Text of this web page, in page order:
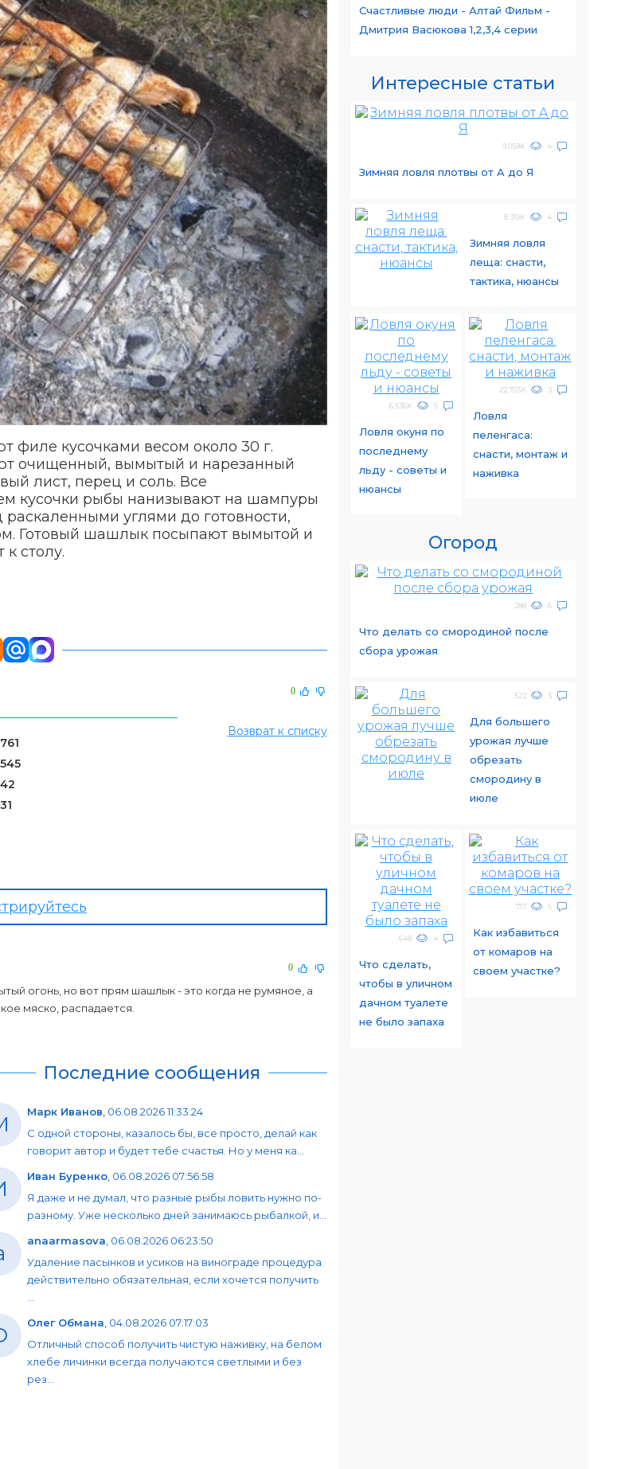
филе кусочками весом около 30 г.
очищенный, вымытый и нарезанный
лист, перец и соль. Все
кусочки рыбы нанизывают на шампуры
углями до готовности,
Готовый шашлык посыпают вымытой и
столу.
0
761
545
42
31
Возврат к списку
0
огонь, но вот прям шашлык - это когда не румяное, а
мяско, распадается.
Последние сообщения
Марк Иванов 06.08.2026 11:33:24
С одной стороны, казалось бы, все просто, делай как
говорит автор и будет тебе счастья. Но у меня ка...
Иван Буренко, 06.08.2026 07:56:58
Я даже и не думал, что разные рыбы ловить нужно по-
разному. Уже несколько дней занимаюсь рыбалкой, и...
anaarmasova 06.08.2026 06:23:50
Удаление пасынков и усиков на винограде процедура
действительно обязательная, если хочется получить
Олег Обмана 04.08.2026 07:17:03
Отличный способ получить чистую наживку, на белом
хлебе личинки всегда получаются светлыми и без
рез...
Счастливые люди - Алтай Фильм -
Дмитрия Васюкова 1,2,3,4 серии
Интересные статьи
9.059K 4
Зимняя ловля плотвы от A до Я
8.319K 4
Зимняя ловля
леща: снасти,
тактика, нюансы
6.536K 5
Ловля окуня по
последнему
льду - советы и
нюансы
22.703K 3
Ловля
пеленгаса:
снасти, монтаж и
наживка
Огород
288 6
Что делать со смородиной после
сбора урожая
522 3
Для большего
урожая лучше
обрезать
смородину в
июле
648 4
Что сделать,
чтобы в уличном
дачном туалете
не было запаха
717 5
Как избавиться
от комаров на
своем участке?